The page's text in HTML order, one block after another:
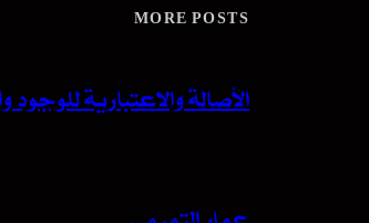
MORE POSTS
الأصالة والاعتبارية